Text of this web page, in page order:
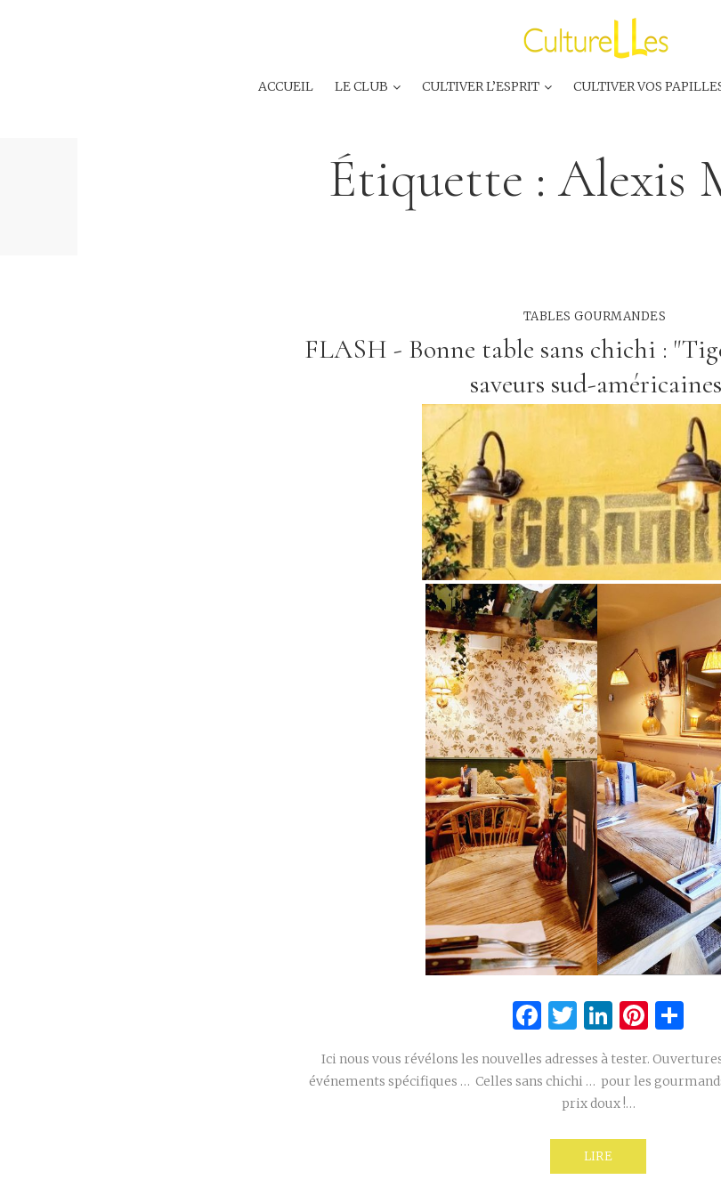
ACCUEIL LE CLUB CULTIVER L’ESPRIT CULTIVER VOS
Étiquette : Alexis
TABLES GOURMANDES
FLASH - Bonne table sans chichi :
saveurs sud-
Facebook
Twitter
LinkedIn
Ici nous vous révélons les nouvelles adresses à tester.
événements spécifiques … Celles sans chichi … pour les
prix doux !…
LIRE